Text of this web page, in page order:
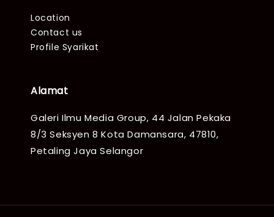
Location
Contact us
Profile Syarikat
Alamat
Galeri Ilmu Media Group, 44 Jalan Pekaka
8/3 Seksyen 8 Kota Damansara, 47810,
Petaling Jaya Selangor